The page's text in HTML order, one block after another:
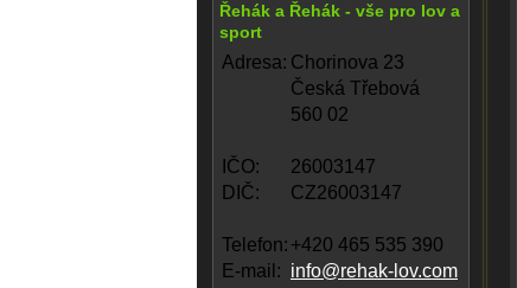
Řehák a Řehák - vše pro lov a
sport
Adresa: Chorinova 23
Česká Třebová
560 02
IČO:
26003147
DIČ:
CZ26003147
Telefon: +420 465 535 390
E-mail: info@rehak-lov.com